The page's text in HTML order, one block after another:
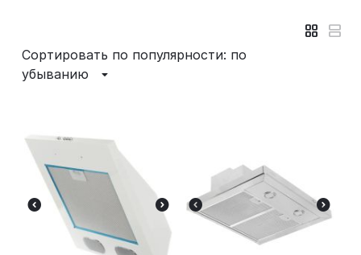
Сортировать по популярности: по
убыванию